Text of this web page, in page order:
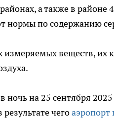
а также в районе
нормы по содержанию
измеряемых веществ,
ночь на 25 сентября
чегоаэропорт